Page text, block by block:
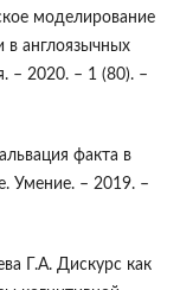
моделирование
в англоязычных
– 2020. – 1 (80). –
факта в
Умение. – 2019. –
Г.А. Дискурс как